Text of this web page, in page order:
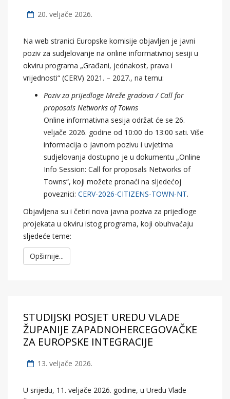
20. veljače 2026.
Na web stranici Europske komisije objavljen je javni
poziv za sudjelovanje na online informativnoj sesiji u
okviru programa „Građani, jednakost, prava i
vrijednosti“ (CERV) 2021. – 2027., na temu:
Poziv za prijedloge Mreže gradova / Call for
proposals Networks of Towns
Online informativna sesija održat će se 26.
veljače 2026. godine od 10:00 do 13:00 sati. Više
informacija o javnom pozivu i uvjetima
sudjelovanja dostupno je u dokumentu „Online
Info Session: Call for proposals Networks of
Towns“, koji možete pronaći na sljedećoj
poveznici: CERV-2026-CITIZENS-TOWN-NT.
Objavljena su i četiri nova javna poziva za prijedloge
projekata u okviru istog programa, koji obuhvaćaju
sljedeće teme:
Opširnije...
STUDIJSKI POSJET UREDU VLADE
ŽUPANIJE ZAPADNOHERCEGOVAČKE
ZA EUROPSKE INTEGRACIJE
13. veljače 2026.
U srijedu, 11. veljače 2026. godine, u Uredu Vlade